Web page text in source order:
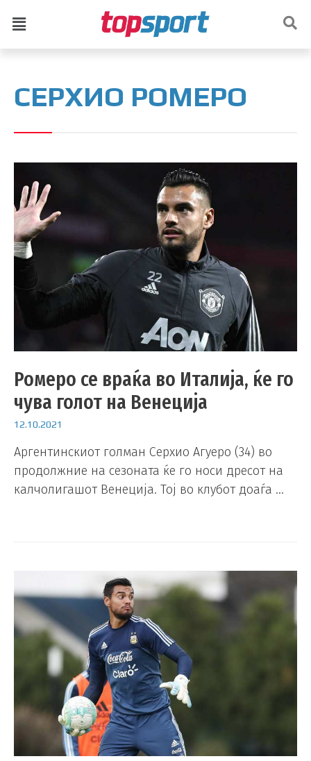
СЕРХИО РОМЕРО
Ромеро се враќа во Италија, ќе го
чува голот на Венеција
12.10.2021
Аргентинскиот голман Серхио Агуеро (34) во
продолжние на сезоната ќе го носи дресот на
калчолигашот Венеција. Тој во клубот доаѓа …